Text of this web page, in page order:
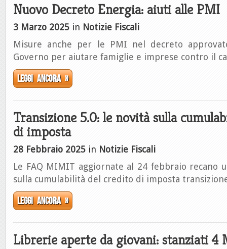
Nuovo Decreto Energia: aiuti alle PMI
3 Marzo 2025 in Notizie Fiscali
Misure anche per le PMI nel decreto
Governo per aiutare famiglie e imprese contro il
Leggi ancora »
Transizione 5.0: le novità sulla
di imposta
28 Febbraio 2025 in Notizie Fiscali
Le FAQ MIMIT aggiornate al 24 febbraio recano
sulla cumulabilità del credito di imposta
Leggi ancora »
Librerie aperte da giovani: stanziati 4